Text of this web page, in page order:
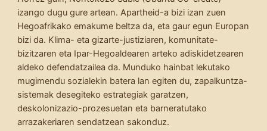
izango dugu gure artean. Apartheid-a bizi izan zuen
Hegoafrikako emakume beltza da, eta gaur egun Europan
bizi da. Klima- eta gizarte-justiziaren, komunitate-
bizitzaren eta Ipar-Hegoaldearen arteko adiskidetzearen
aldeko defendatzailea da. Munduko hainbat lekutako
mugimendu sozialekin batera lan egiten du, zapalkuntza-
sistemak desegiteko estrategiak garatzen,
deskolonizazio-prozesuetan eta barneratutako
arrazakeriaren sendatzean sakonduz.